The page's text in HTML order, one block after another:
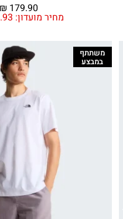
מחיר מועדון:
₪ 179.90
משתתף
במבצע